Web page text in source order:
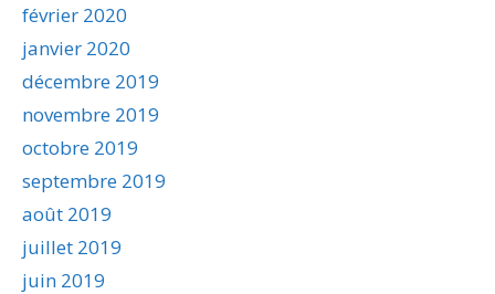
février 2020
janvier 2020
décembre 2019
novembre 2019
octobre 2019
septembre 2019
août 2019
juillet 2019
juin 2019